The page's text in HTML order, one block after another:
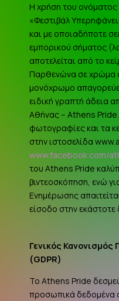
Η χρήση του ονόματος
«Φεστιβάλ
και με οποιαδήποτε
εμπορικού σήματος
αποτελείται από το
Παρθενώνα σε χρώμα
μονόχρωμο
ειδική γραπτή άδεια
Αθήνας – Athens Pride.
φωτογραφίες και τα
στην ιστοσελίδα
www.facebook.com/
του Athens Pride
βιντεοσκόπηση, ενώ
Ενημέρωσης
είσοδο στην
Γενικός
(GDPR)
Το Athens Pride
προσωπικά δεδομένα